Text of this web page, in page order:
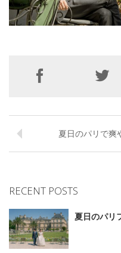
夏日のパリで爽
RECENT POSTS
夏日のパリ